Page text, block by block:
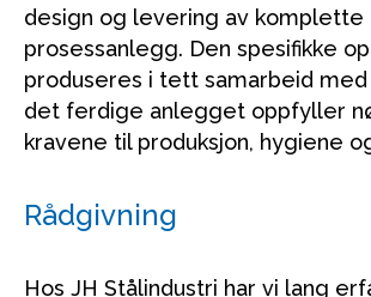
design og levering av komplette
prosessanlegg. Den spesifikke
produseres i tett samarbeid med
det ferdige anlegget oppfyller
kravene til produksjon, hygiene
Rådgivning
Hos JH Stålindustri har vi lang